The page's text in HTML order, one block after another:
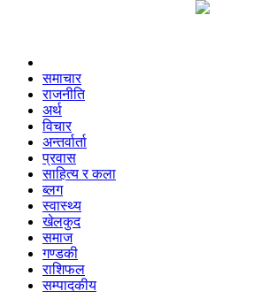
समाचार
राजनीति
अर्थ
विचार
अन्तर्वार्ता
प्रवास
साहित्य र कला
ब्लग
स्वास्थ्य
खेलकुद
समाज
गण्डकी
राशिफल
सम्पादकीय